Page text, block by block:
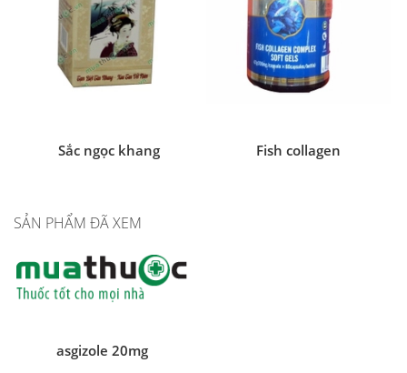
Sắc ngọc khang Fish collagen
SẢN PHẨM ĐÃ XEM
asgizole 20mg